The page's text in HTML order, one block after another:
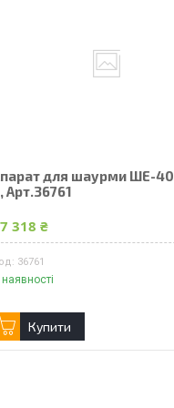
для шаурми ШЕ-
Арт.36761
318 ₴
36761
наявності
Купити